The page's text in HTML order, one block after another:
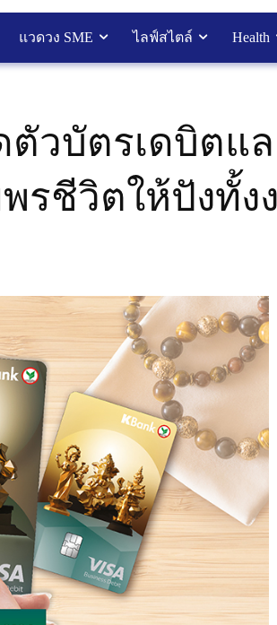
แวดวง SME ไลฟ์สไตล์ Health
ตัวบัตรเดบิตแ
พรชีวิตให้ปังทั้